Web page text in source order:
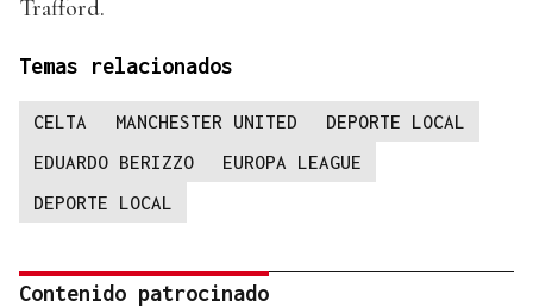
Trafford.
Temas relacionados
CELTA MANCHESTER UNITED
DEPORTE LOCAL
EDUARDO BERIZZO
EUROPA LEAGUE
DEPORTE LOCAL
Contenido patrocinado